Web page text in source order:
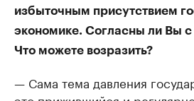
избыточным присутствием
экономике. Согласны ли Вы с
Что можете возразить?
— Сама тема давления